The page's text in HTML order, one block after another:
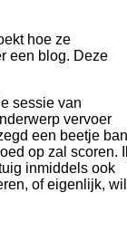
hoe ze
een blog. Deze
sessie van
vervoer
een beetje
op zal scoren.
inmiddels ook
of eigenlijk, wil